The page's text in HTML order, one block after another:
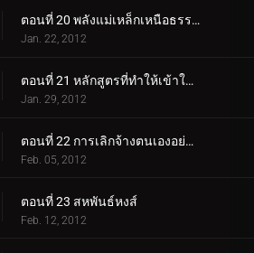
ตอนที่ 20 พลังแม่เหล็กเหนือธรรมชาติ
Jan. 22, 2012
ตอนที่ 21 หลักสูตรที่ทำให้เข้าใจผิด
Jan. 29, 2012
ตอนที่ 22 การเลิกจ้างตนเองอย่างแท้จริง
Feb. 05, 2012
ตอนที่ 23 สหพันธ์หงส์
Feb. 12, 2012